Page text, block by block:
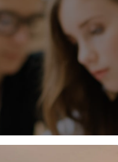
Licenciatura en Derecho
Licenciatura en
Dirección y
Administración de
Empresas
Licenciatura en
Negocios Internacionales
Licenciatura en Nutrición
Licenciatura en